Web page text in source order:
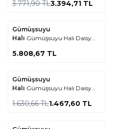
3.771,90TL3.394,71 TL
Favorilere Ekle
Gümüşsuyu
Halı Gümüşsuyu Halı Daisy
5.808,67 TL
%10
Favorilere Ekle
Gümüşsuyu
Halı Gümüşsuyu Halı Daisy
1.630,66TL1.467,60 TL